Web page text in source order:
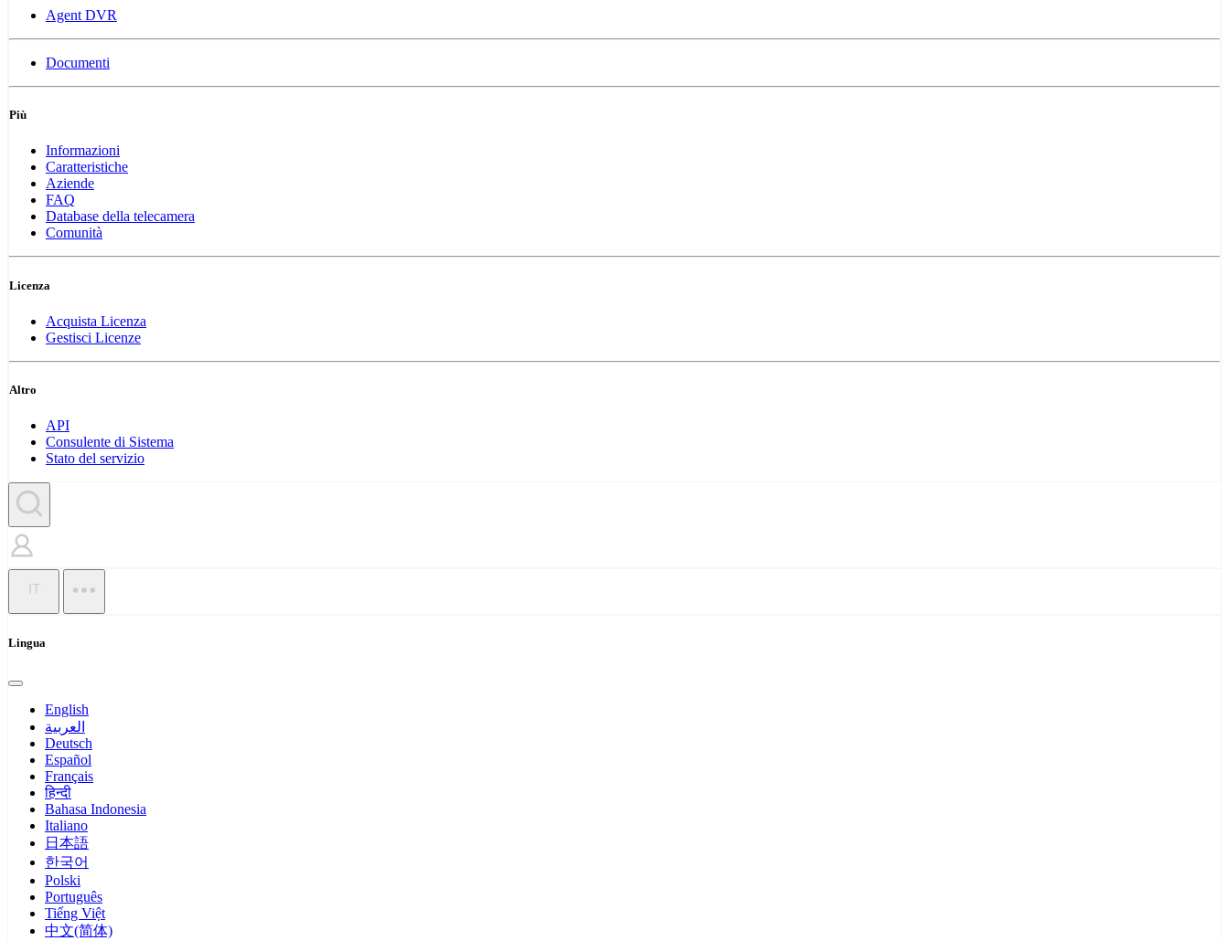
Agent DVR
Documenti
Più
Informazioni
Caratteristiche
Aziende
FAQ
Database della telecamera
Comunità
Licenza
Acquista Licenza
Gestisci Licenze
Altro
API
Consulente di Sistema
Stato del servizio
IT
Lingua
English
العربية
Deutsch
Español
Français
हिन्दी
Bahasa Indonesia
Italiano
日本語
한국어
Polski
Português
Tiếng Việt
中文(简体)